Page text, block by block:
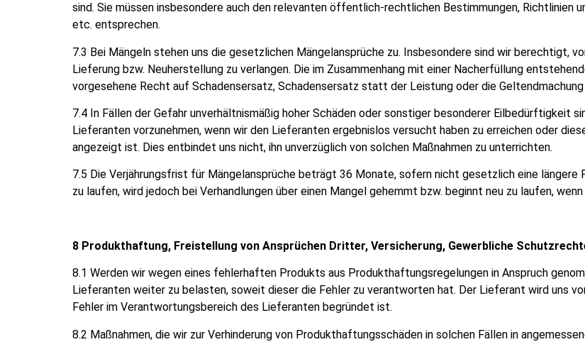
sind. Sie müssen insbesondere auch den relevanten öffentlich-rechtlichen Bestimmungen, Richtlinien
etc. entsprechen.
7.3 Bei Mängeln stehen uns die gesetzlichen Mängelansprüche zu. Insbesondere sind wir berechtigt,
Lieferung bzw. Neuherstellung zu verlangen. Die im Zusammenhang mit einer Nacherfüllung
vorgesehene Recht auf Schadensersatz, Schadensersatz statt der Leistung oder die
7.4 In Fällen der Gefahr unverhältnismäßig hoher Schäden oder sonstiger besonderer Eilbedürftigkeit
Lieferanten vorzunehmen, wenn wir den Lieferanten ergebnislos versucht haben zu erreichen oder
angezeigt ist. Dies entbindet uns nicht, ihn unverzüglich von solchen Maßnahmen zu unterrichten.
7.5 Die Verjährungsfrist für Mängelansprüche beträgt 36 Monate, sofern nicht gesetzlich eine
zu laufen, wird jedoch bei Verhandlungen über einen Mangel gehemmt bzw. beginnt neu zu laufen,
8 Produkthaftung, Freistellung von Ansprüchen Dritter, Versicherung, Gewerbliche
8.1 Werden wir wegen eines fehlerhaften Produkts aus Produkthaftungsregelungen in Anspruch
Lieferanten weiter zu belasten, soweit dieser die Fehler zu verantworten hat. Der Lieferant wird uns
Fehler im Verantwortungsbereich des Lieferanten begründet ist.
8.2 Maßnahmen, die wir zur Verhinderung von Produkthaftungsschäden in solchen Fällen in